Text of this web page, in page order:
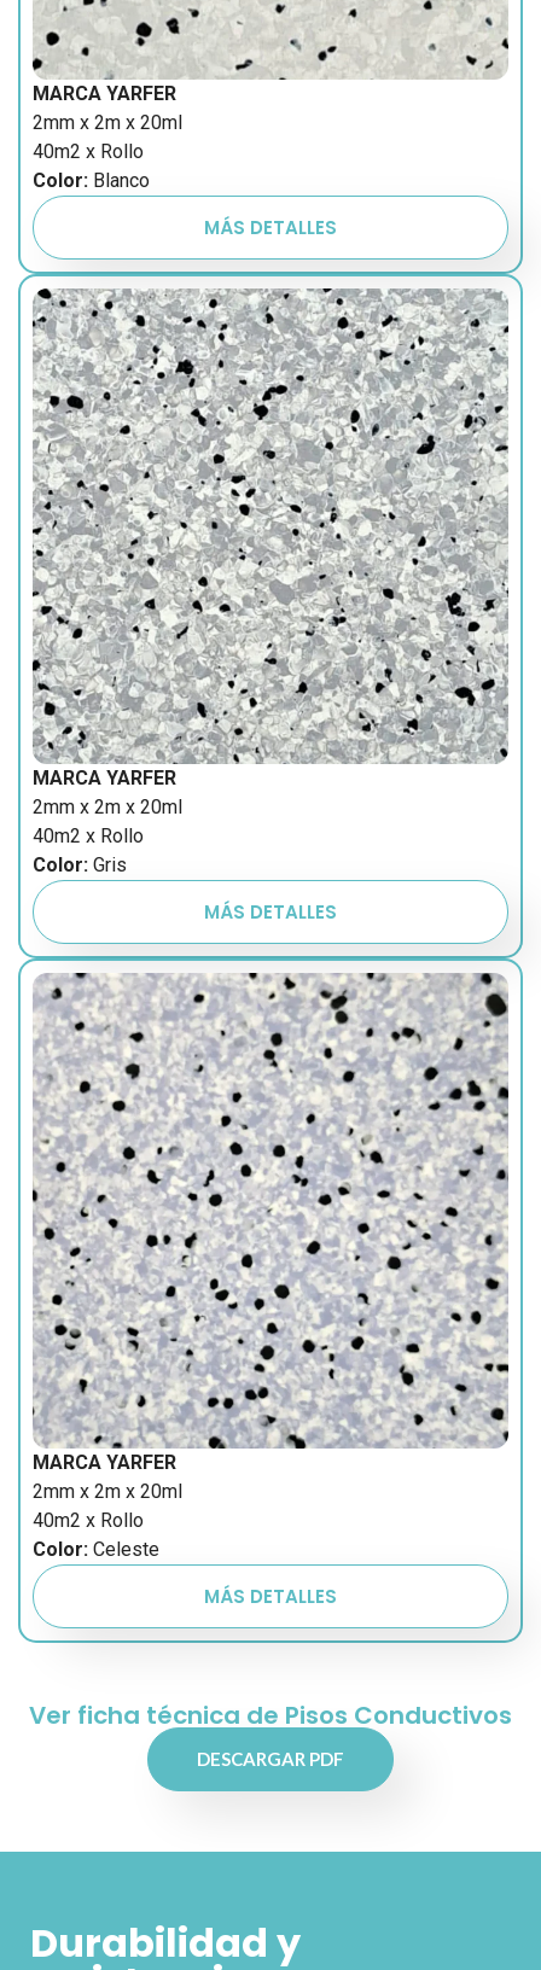
MARCA YARFER
2mm x 2m x 20ml
40m2 x Rollo
Color: Blanco
MÁS DETALLES
MARCA YARFER
2mm x 2m x 20ml
40m2 x Rollo
Color: Gris
MÁS DETALLES
MARCA YARFER
2mm x 2m x 20ml
40m2 x Rollo
Color: Celeste
MÁS DETALLES
Ver ficha técnica de Pisos Conductivos
DESCARGAR PDF
Durabilidad y